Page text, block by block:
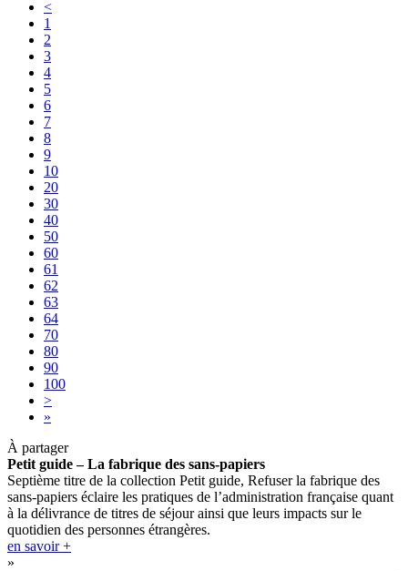
<
1
2
3
4
5
6
7
8
9
10
20
30
40
50
60
61
62
63
64
70
80
90
100
>
»
À partager
Petit guide – La fabrique des sans-papiers
Septième titre de la collection Petit guide, Refuser la fabrique des
sans-papiers éclaire les pratiques de l’administration française quant
à la délivrance de titres de séjour ainsi que leurs impacts sur le
quotidien des personnes étrangères.
en savoir +
»